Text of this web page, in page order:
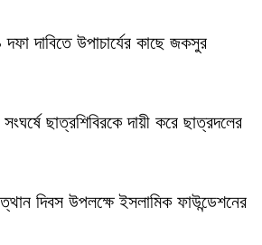
দাবিতে উপাচার্যের কাছে জকসুর
ছাত্রশিবিরকে দায়ী করে ছাত্রদলের
দিবস উপলক্ষে ইসলামিক ফাউন্ডেশনের